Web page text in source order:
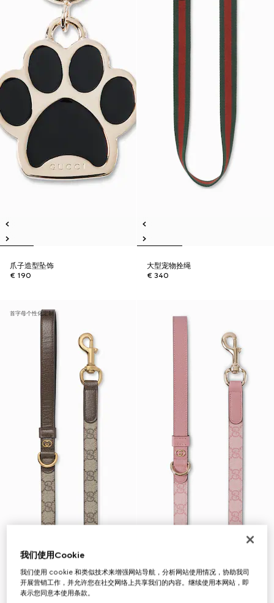
爪子造型坠饰
€ 190
大型宠物拴绳
€ 340
首字母个性化定制
我们使用Cookie
我们使用 cookie 和类似技术来增强网站导航，分析网站使用情况，协助我司
开展营销工作，并允许您在社交网络上共享我们的内容。继续使用本网站，即
表示您同意本使用条款。